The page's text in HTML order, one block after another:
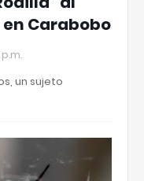
Carabobo
p.m.
un sujeto